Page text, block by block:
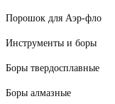
Порошок для Аэр-фло
Инструменты и боры
Боры твердосплавные
Боры алмазные